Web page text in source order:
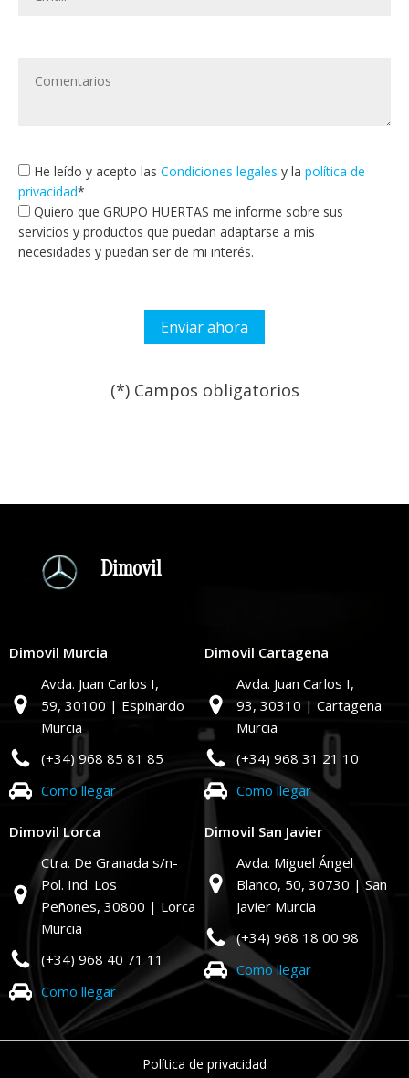
He leído y acepto las Condiciones legales y la política de
privacidad*
Quiero que GRUPO HUERTAS me informe sobre sus
servicios y productos que puedan adaptarse a mis
necesidades y puedan ser de mi interés.
(*) Campos obligatorios
Dimovil
Dimovil Murcia
Avda. Juan Carlos I,
59, 30100 | Espinardo
Murcia
(+34) 968 85 81 85
Como llegar
Dimovil Cartagena
Avda. Juan Carlos I,
93, 30310 | Cartagena
Murcia
(+34) 968 31 21 10
Como llegar
Dimovil Lorca
Ctra. De Granada s/n-
Pol. Ind. Los
Peñones, 30800 | Lorca
Murcia
(+34) 968 40 71 11
Como llegar
Dimovil San Javier
Avda. Miguel Ángel
Blanco, 50, 30730 | San
Javier Murcia
(+34) 968 18 00 98
Como llegar
Política de privacidad